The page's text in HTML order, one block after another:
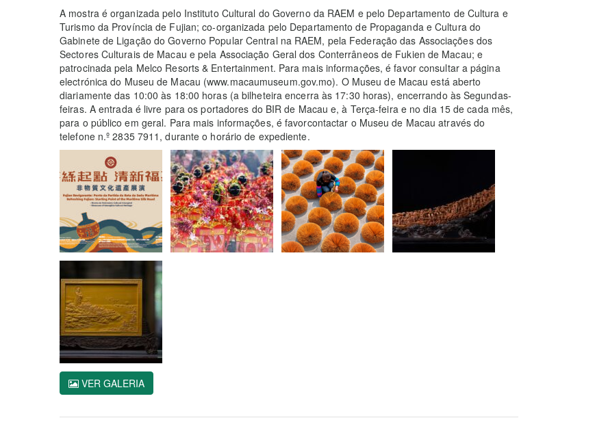
A mostra é organizada pelo Instituto Cultural do Governo da RAEM e pelo Departamento de Cultura e
Turismo da Província de Fujian; co-organizada pelo Departamento de Propaganda e Cultura do
Gabinete de Ligação do Governo Popular Central na RAEM, pela Federação das Associações dos
Sectores Culturais de Macau e pela Associação Geral dos Conterrâneos de Fukien de Macau; e
patrocinada pela Melco Resorts & Entertainment. Para mais informações, é favor consultar a página
electrónica do Museu de Macau (www.macaumuseum.gov.mo). O Museu de Macau está aberto
diariamente das 10:00 às 18:00 horas (a bilheteira encerra às 17:30 horas), encerrando às Segundas-
feiras. A entrada é livre para os portadores do BIR de Macau e, à Terça-feira e no dia 15 de cada mês,
para o público em geral. Para mais informações, é favorcontactar o Museu de Macau através do
telefone n.º 2835 7911, durante o horário de expediente.
VER GALERIA